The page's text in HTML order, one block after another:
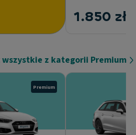
1.850 zł
wszystkie z kategorii Premium
Premium